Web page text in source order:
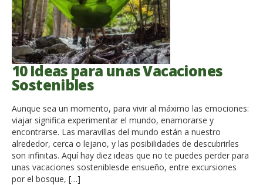
10 Ideas para unas Vacaciones
Sostenibles
Aunque sea un momento, para vivir al máximo las emociones:
viajar significa experimentar el mundo, enamorarse y
encontrarse. Las maravillas del mundo están a nuestro
alrededor, cerca o lejano, y las posibilidades de descubrirles
son infinitas. Aquí hay diez ideas que no te puedes perder para
unas vacaciones sosteniblesde ensueño, entre excursiones
por el bosque, […]